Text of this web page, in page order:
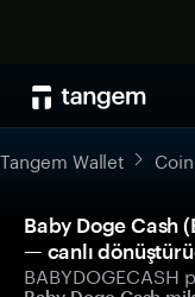
Tangem Wallet
Baby Doge Cash
— canlı